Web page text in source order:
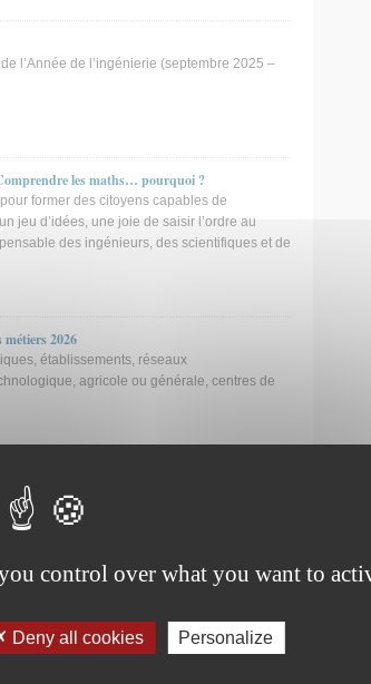
l’Année de l’ingénierie (septembre 2025 –
les maths… pourquoi ?
former des citoyens capables de
jeu d’idées, une joie de saisir l’ordre au
des ingénieurs, des scientifiques et de
2026
établissements, réseaux
agricole ou générale, centres de
des équipements
control over what you want to
Deny all cookies Personalize